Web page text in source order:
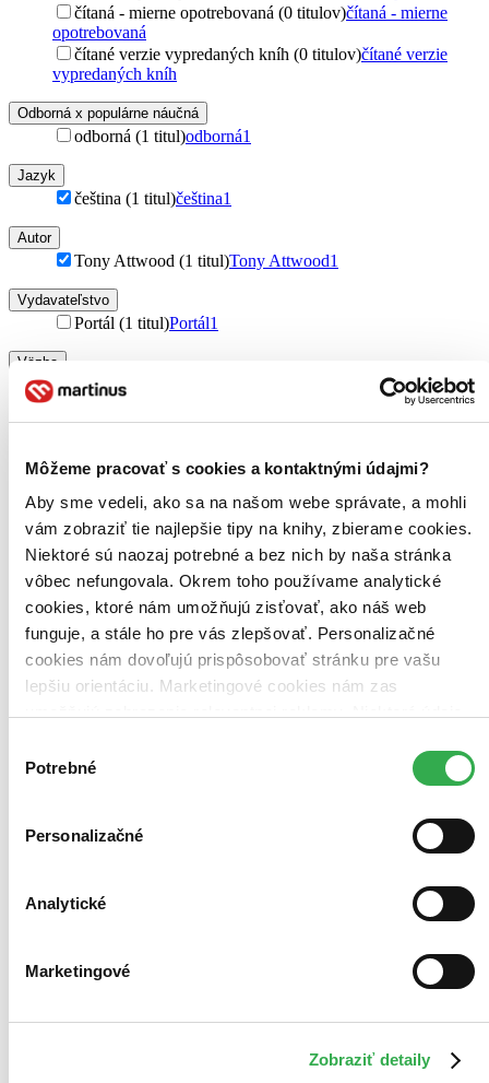
Môžeme pracovať s cookies a kontaktnými údajmi?
Aby sme vedeli, ako sa na našom webe správate, a mohli
vám zobraziť tie najlepšie tipy na knihy, zbierame cookies.
Niektoré sú naozaj potrebné a bez nich by naša stránka
vôbec nefungovala. Okrem toho používame analytické
cookies, ktoré nám umožňujú zisťovať, ako náš web
funguje, a stále ho pre vás zlepšovať. Personalizačné
cookies nám dovoľujú prispôsobovať stránku pre vašu
lepšiu orientáciu. Marketingové cookies nám zas
keby sme mohli používať všetky tieto cookies. Ďakujeme!
súhlasu
Potrebné
Personalizačné
Analytické
Marketingové
Zobraziť detaily
čítaná - mierne opotrebovaná (0 titulov)čítaná - mierne
opotrebovaná
čítané verzie vypredaných kníh (0 titulov)čítané verzie
vypredaných kníh
Odborná x populárne náučná
odborná (1 titul)odborná1
Jazyk
čeština (1 titul)čeština1
Autor
Tony Attwood (1 titul)Tony Attwood1
Vydavateľstvo
Portál (1 titul)Portál1
Väzba
brožovaná väzba (1 titul)
Zúžiť výber
Zoradiť
Bestsellery
Top hodnotené
Novinky
Najdrahšie
Najlacnejšie
Autor Tony Attwood